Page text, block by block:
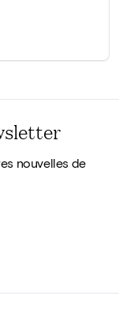
nouvelles de